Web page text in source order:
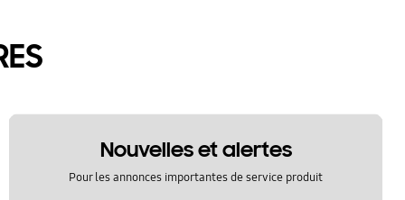
Nouvelles et alertes
Pour les annonces importantes de service produit